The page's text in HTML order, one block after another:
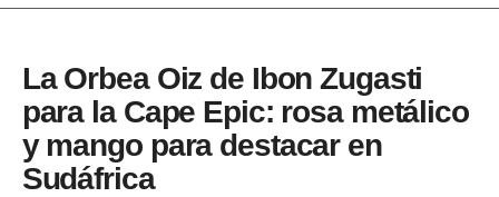
La Orbea Oiz de Ibon Zugasti
para la Cape Epic: rosa metálico
y mango para destacar en
Sudáfrica